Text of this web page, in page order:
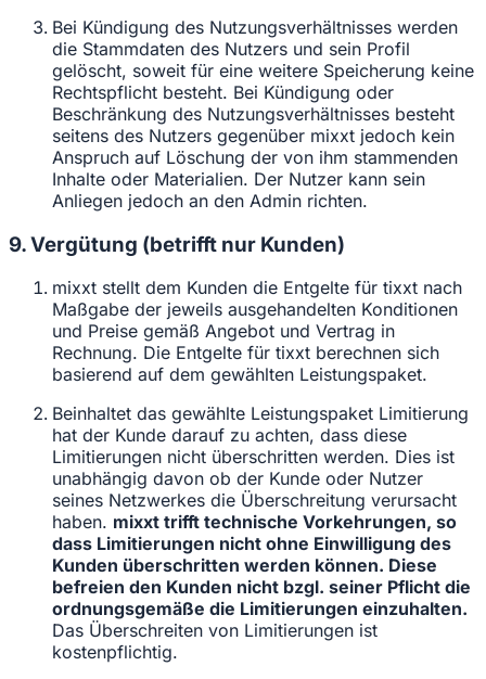
Bei Kündigung des Nutzungsverhältnisses werden
die Stammdaten des Nutzers und sein Profil
gelöscht, soweit für eine weitere Speicherung keine
Rechtspflicht besteht. Bei Kündigung oder
Beschränkung des Nutzungsverhältnisses besteht
seitens des Nutzers gegenüber mixxt jedoch kein
Anspruch auf Löschung der von ihm stammenden
Inhalte oder Materialien. Der Nutzer kann sein
Anliegen jedoch an den Admin richten.
9. Vergütung (betrifft nur Kunden)
mixxt stellt dem Kunden die Entgelte für tixxt nach
Maßgabe der jeweils ausgehandelten Konditionen
und Preise gemäß Angebot und Vertrag in
Rechnung. Die Entgelte für tixxt berechnen sich
basierend auf dem gewählten Leistungspaket.
Beinhaltet das gewählte Leistungspaket Limitierung
hat der Kunde darauf zu achten, dass diese
Limitierungen nicht überschritten werden. Dies ist
unabhängig davon ob der Kunde oder Nutzer
seines Netzwerkes die Überschreitung verursacht
haben. mixxt trifft technische Vorkehrungen, so
dass Limitierungen nicht ohne Einwilligung des
Kunden überschritten werden können. Diese
befreien den Kunden nicht bzgl. seiner Pflicht die
ordnungsgemäße die Limitierungen einzuhalten.
Das Überschreiten von Limitierungen ist
kostenpflichtig.